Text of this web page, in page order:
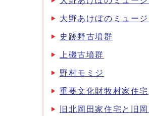
大野あけぼのミュー
史跡野古墳群
上磯古墳群
野村モミジ
重要文化財牧村家住宅
旧北岡田家住宅と旧